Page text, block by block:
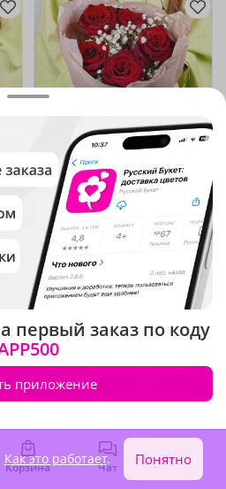
5 (868)
Букет "Сердце в облаках"
В наличии
2 030 ₽
Акция
Корзина Чат Войти
первый заказ по коду
приложение
Как это работает. Понятно